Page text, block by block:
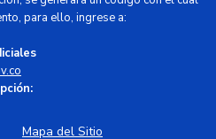
para ello, ingrese a:
Mapa del Sitio